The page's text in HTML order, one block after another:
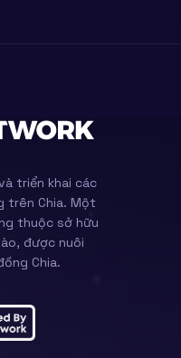
triển khai các
trên Chia. Một
thuộc sở hữu
được nuôi
Chia.